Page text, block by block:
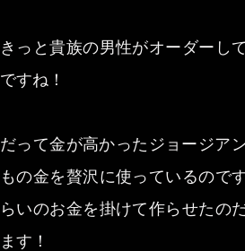
きっと貴族の男性がオーダーし
ですね！
だって金が高かったジョージア
もの金を贅沢に使っているので
らいのお金を掛けて作らせたの
ます！